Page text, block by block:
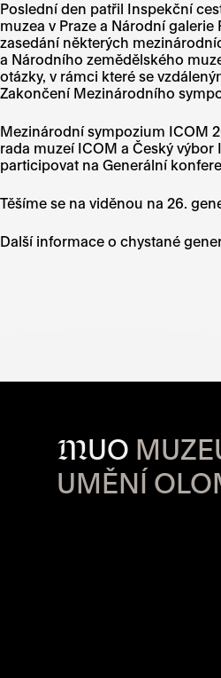
Poslední den patřil Inspekční
muzea v Praze a Národní
zasedání některých
a Národního zemědělského
otázky, v rámci které se
Zakončení Mezinárodního
Mezinárodní sympozium ICOM
rada muzeí ICOM a Český
participovat na Generální
Těšíme se na viděnou na 26.
Další informace o chystané
MUO
UMĚNÍ